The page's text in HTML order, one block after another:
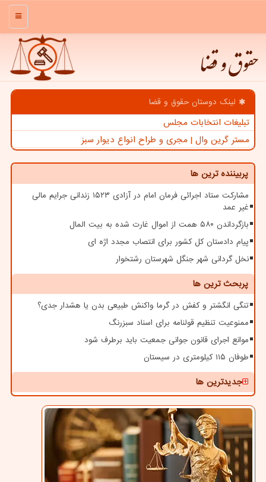
منو
حقوق و قضا
لینک دوستان حقوق و قضا
تبلیغات انتخابات مجلس
مستر گرین وال | مجری و طراح انواع دیوار سبز
پربیننده ترین ها
مشارکت ستاد اجرائی فرمان امام در آزادی ۱۵۲۳ زندانی جرایم مالی
غیر عمد
بازگرداندن ۵۸۰ همت از اموال غارت شده به بیت المال
پیام دادستان کل کشور برای انتصاب مجدد اژه ای
نخل گردانی شهر جنگل شهرستان رشتخوار
پربحث ترین ها
تنگی انگشتر و کفش در گرما واکنش طبیعی بدن یا هشدار جدی؟
ممنوعیت تنظیم قولنامه برای اسناد سبزرنگ
موانع اجرای قانون جوانی جمعیت باید برطرف شود
طوفان ۱۱۵ کیلومتری در سیستان
جدیدترین ها